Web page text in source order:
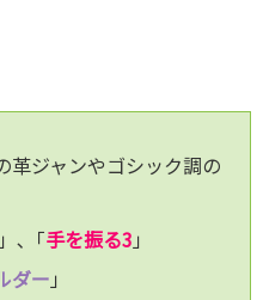
革ジャンやゴシック調の
」､「手を振る3 」
ダー 」